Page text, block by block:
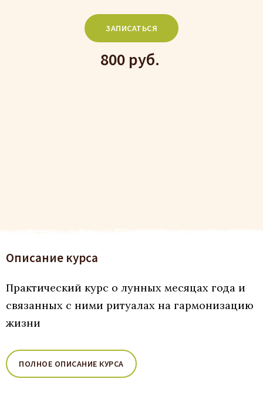
ЗАПИСАТЬСЯ
800 руб.
Описание курса
Практический курс о лунных месяцах года и
связанных с ними ритуалах на гармонизацию
жизни
ПОЛНОЕ ОПИСАНИЕ КУРСА